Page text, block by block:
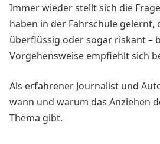
Immer wieder stellt sich die
haben in der Fahrschule
überflüssig oder sogar riskant –
Vorgehensweise empfiehlt sich
Als erfahrener Journalist und
wann und warum das Anziehen
Thema gibt.